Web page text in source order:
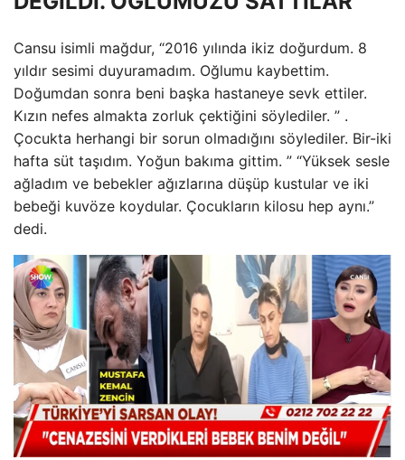
Cansu isimli mağdur, “2016 yılında ikiz doğurdum. 8
yıldır sesimi duyuramadım. Oğlumu kaybettim.
Doğumdan sonra beni başka hastaneye sevk ettiler.
Kızın nefes almakta zorluk çektiğini söylediler. ” .
Çocukta herhangi bir sorun olmadığını söylediler. Bir-iki
hafta süt taşıdım. Yoğun bakıma gittim. ” “Yüksek sesle
ağladım ve bebekler ağızlarına düşüp kustular ve iki
bebeği kuvöze koydular. Çocukların kilosu hep aynı.”
dedi.